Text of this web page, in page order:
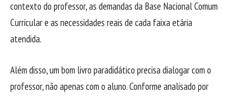
contexto do professor, as demandas da Base Nacional Comum
Curricular e as necessidades reais de cada faixa etária
atendida.
Além disso, um bom livro paradidático precisa dialogar com o
professor, não apenas com o aluno. Conforme analisado por